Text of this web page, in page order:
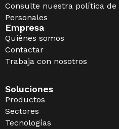
Consulte nuestra política de
Personales
Empresa
Quiénes somos
Contactar
Trabaja con nosotros
Soluciones
Productos
Sectores
Tecnologías